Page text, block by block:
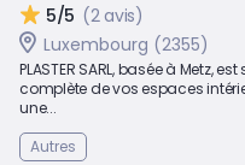
5/5 (2 avis)
Luxembourg (2355)
PLASTER SARL, basée à Metz,
complète de vos espaces
une...
Autres